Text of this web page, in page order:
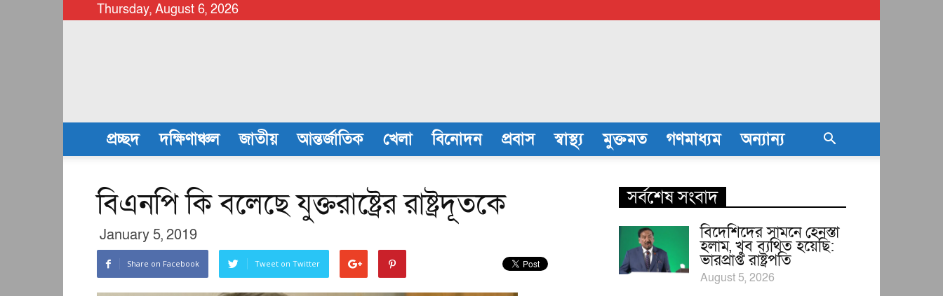
Thursday, August 6, 2026
প্রচ্ছদ দক্ষিণাঞ্চল জাতীয় আন্তর্জাতিক খেলা বিনোদন প্রবাস স্বাস্থ্য মুক্তমত গণমাধ্যম অন্যান্য
বিএনপি কি বলেছে যুক্তরাষ্ট্রের রাষ্ট্রদূতকে
January 5, 2019
Share on Facebook Tweet on Twitter
সর্বশেষ সংবাদ
বিদেশিদের সামনে হেনস্তা
হলাম, খুব ব্যথিত হয়েছি:
ভারপ্রাপ্ত রাষ্ট্রপতি
August 5, 2026